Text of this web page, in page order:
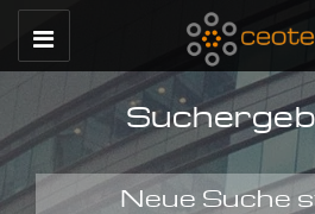
Neue Suche